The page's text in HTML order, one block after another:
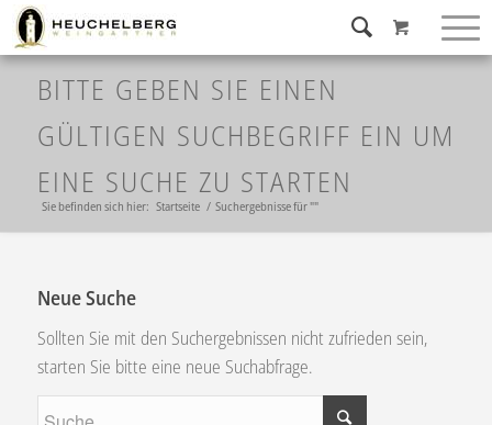
BITTE GEBEN SIE EINEN
GÜLTIGEN SUCHBEGRIFF EIN UM
EINE SUCHE ZU STARTEN
Sie befinden sich hier: Startseite / Suchergebnisse für ""
Neue Suche
Sollten Sie mit den Suchergebnissen nicht zufrieden sein,
starten Sie bitte eine neue Suchabfrage.